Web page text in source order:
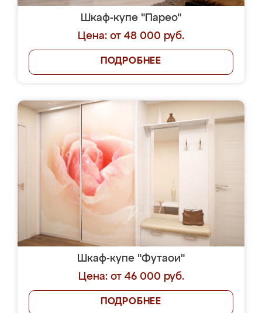
Шкаф-купе "Парео"
Цена: от 48 000 руб.
ПОДРОБНЕЕ
Шкаф-купе "Футаои"
Цена: от 46 000 руб.
ПОДРОБНЕЕ